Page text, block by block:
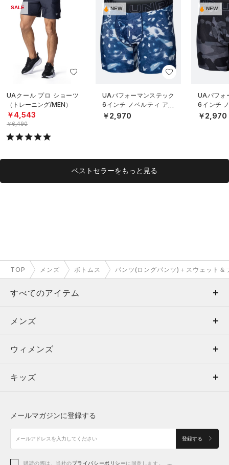
SALE
UAクール プロ ショーツ
（トレーニング/MEN）
￥4,543
￥6,490
NEW
UAパフォーマンステック
6インチ ノベルティ アン
ダーウェア（トレーニン
グ/MEN）
￥2,970
NEW
UAパフォ
6インチ
ダーウェ
グ/MEN）
￥2,970
ベストセラーをもっと見る
TOP メンズ ボトムス パンツ(ロングパンツ)＋スウェット＆
すべてのアイテム
メンズ
ウィメンズ
キッズ
アクセサリー
メンズ
トップス
ボトムス
アクセサリー
ウィメンズ
トップス
シューズ
キッズ
シューズ
メールマガジンに登録する
登録する
購読の際は、当社のプライバシーポリシーに同意します。